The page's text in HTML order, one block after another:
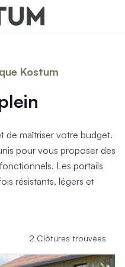
décors
spéciales
portillons
contemporains
traditionnels
architectes
Spéciales
nos clôtures
Kostum
de maîtriser votre budget.
pour vous proposer des
Les portails
résistants, légers et
2 Clôtures trouvées